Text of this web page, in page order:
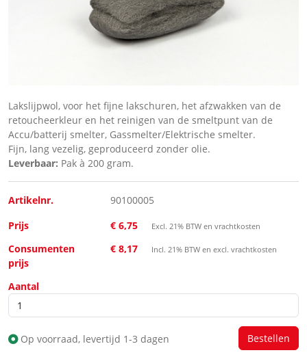
Lakslijpwol, voor het fijne lakschuren, het afzwakken van de
retoucheerkleur en het reinigen van de smeltpunt van de
Accu/batterij smelter, Gassmelter/Elektrische smelter.
Fijn, lang vezelig, geproduceerd zonder olie.
Leverbaar: Pak à 200 gram.
Artikelnr.
90100005
Prijs
€ 6,75 Excl. 21% BTW en vrachtkosten
Consumenten
prijs
€ 8,17 Incl. 21% BTW en excl. vrachtkosten
Aantal
Op voorraad, levertijd 1-3 dagen